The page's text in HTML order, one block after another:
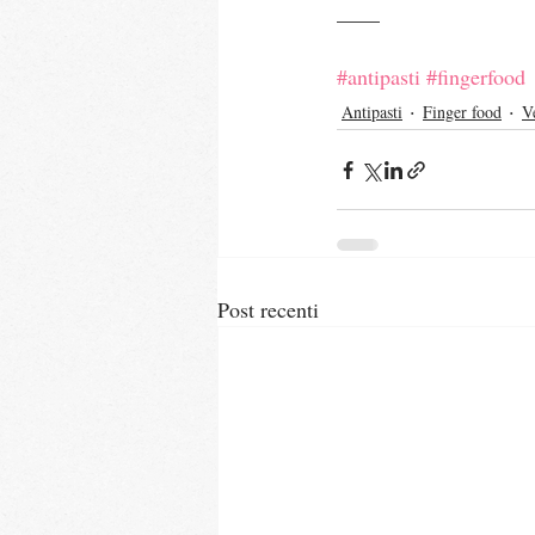
#antipasti #fingerfood
Antipasti Finger food
Post recenti